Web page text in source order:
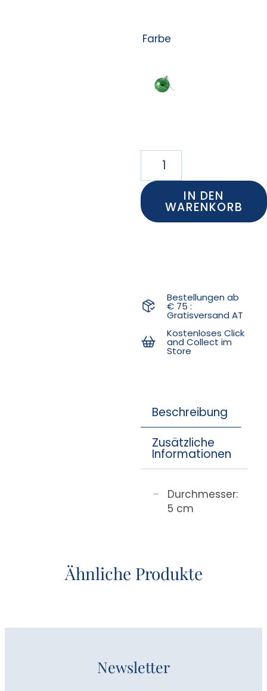
Farbe
IN DEN
WARENKORB
Bestellungen ab
€ 75 :
Gratisversand AT
Kostenloses Click
and Collect im
Store
Beschreibung
Zusätzliche
Informationen
Durchmesser:
5 cm
Ähnliche Produkte
Newsletter